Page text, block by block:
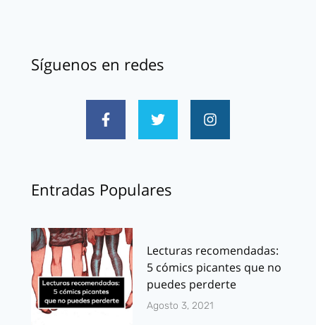
Síguenos en redes
Entradas Populares
Lecturas recomendadas:
5 cómics picantes que no
puedes perderte
Agosto 3, 2021